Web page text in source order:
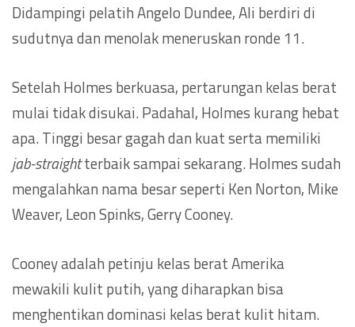
Didampingi pelatih Angelo Dundee, Ali berdiri di
sudutnya dan menolak meneruskan ronde 11.
Setelah Holmes berkuasa, pertarungan kelas berat
mulai tidak disukai. Padahal, Holmes kurang hebat
apa. Tinggi besar gagah dan kuat serta memiliki
jab-straightterbaik sampai sekarang. Holmes sudah
mengalahkan nama besar seperti Ken Norton, Mike
Weaver, Leon Spinks, Gerry Cooney.
Cooney adalah petinju kelas berat Amerika
mewakili kulit putih, yang diharapkan bisa
menghentikan dominasi kelas berat kulit hitam.